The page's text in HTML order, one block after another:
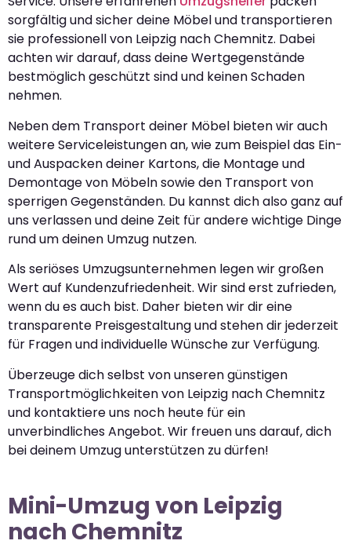
sorgfältig und sicher deine Möbel und transportieren
sie professionell von Leipzig nach Chemnitz. Dabei
achten wir darauf, dass deine Wertgegenstände
bestmöglich geschützt sind und keinen Schaden
nehmen.
Neben dem Transport deiner Möbel bieten wir auch
weitere Serviceleistungen an, wie zum Beispiel das Ein-
und Auspacken deiner Kartons, die Montage und
Demontage von Möbeln sowie den Transport von
sperrigen Gegenständen. Du kannst dich also ganz auf
uns verlassen und deine Zeit für andere wichtige Dinge
rund um deinen Umzug nutzen.
Als seriöses Umzugsunternehmen legen wir großen
Wert auf Kundenzufriedenheit. Wir sind erst zufrieden,
wenn du es auch bist. Daher bieten wir dir eine
transparente Preisgestaltung und stehen dir jederzeit
für Fragen und individuelle Wünsche zur Verfügung.
Überzeuge dich selbst von unseren günstigen
Transportmöglichkeiten von Leipzig nach Chemnitz
und kontaktiere uns noch heute für ein
unverbindliches Angebot. Wir freuen uns darauf, dich
bei deinem Umzug unterstützen zu dürfen!
Mini-Umzug von Leipzig
nach Chemnitz